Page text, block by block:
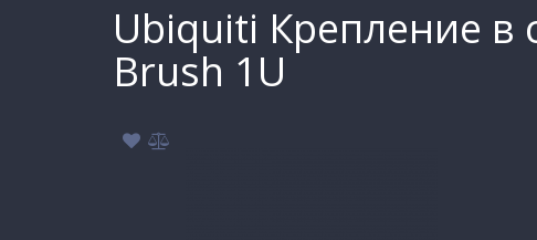
Ubiquiti Крепление в
Brush 1U